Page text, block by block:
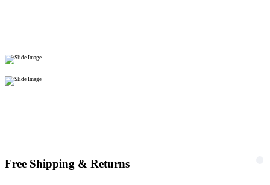
Free Shipping & Returns